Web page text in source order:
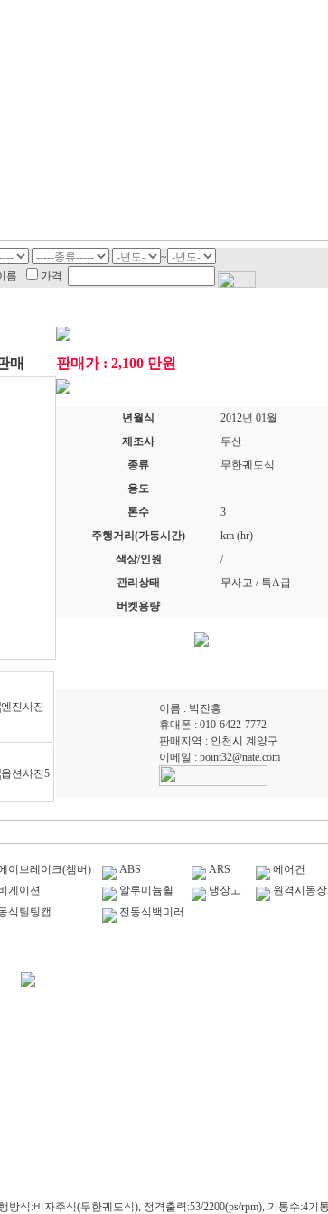
~
름 가격
매 판매가 : 2,100 만원
년월식
2012년 01월
제조사
두산
종류
무한궤도식
용도
톤수
3
주행거리(가동시간)
km (hr)
색상/인원
/
관리상태
무사고 / 특A급
버켓용량
이름 : 박진흥
휴대폰 : 010-6422-7772
판매지역 : 인천시 계양구
이메일 : point32@nate.com
이브레이크(챔버) ABS ARS
에어컨
게이션 알루미늄휠 냉장고
원격시동
식틸팅캡 전동식백미러
방식:비자주식(무한궤도식), 정격출력:53/2200(ps/rpm), 기통수:4기